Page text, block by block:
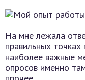
На мне лежала
правильных
наиболее важные
опросов именно